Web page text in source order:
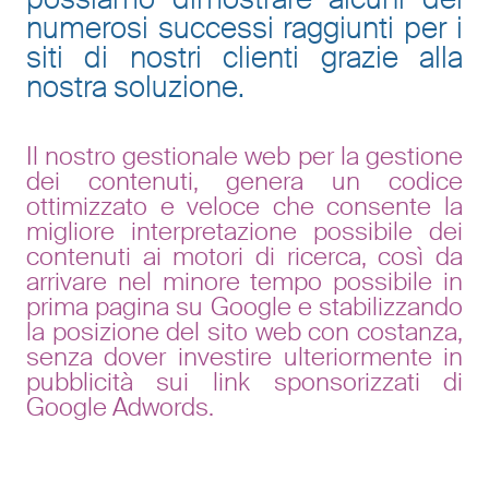
numerosi successi raggiunti per i
siti di nostri clienti grazie alla
nostra soluzione.
Il nostro gestionale web per la gestione
dei contenuti, genera un codice
ottimizzato e veloce che consente la
migliore interpretazione possibile dei
contenuti ai motori di ricerca, così da
arrivare nel minore tempo possibile in
prima pagina su Google e stabilizzando
la posizione del sito web con costanza,
senza dover investire ulteriormente in
pubblicità sui link sponsorizzati di
Google Adwords.